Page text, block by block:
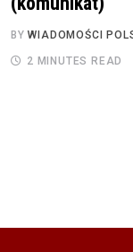
BYWIADOMOŚCI
2 MINUTES READ